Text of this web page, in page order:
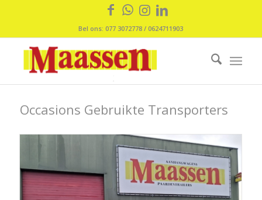
Bel ons: 077 3072778 / 0624711903
Occasions Gebruikte Transporters